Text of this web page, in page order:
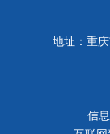
地址：重
信